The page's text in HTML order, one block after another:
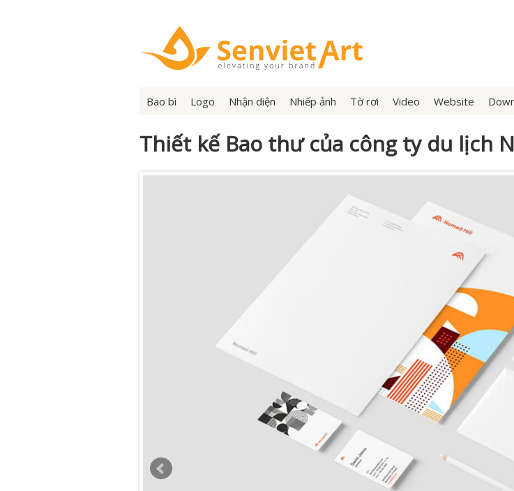
Bao bì Logo Nhận diện Nhiếp ảnh Tờ rơi Video Website
Thiết kế Bao thư của công ty du lịch